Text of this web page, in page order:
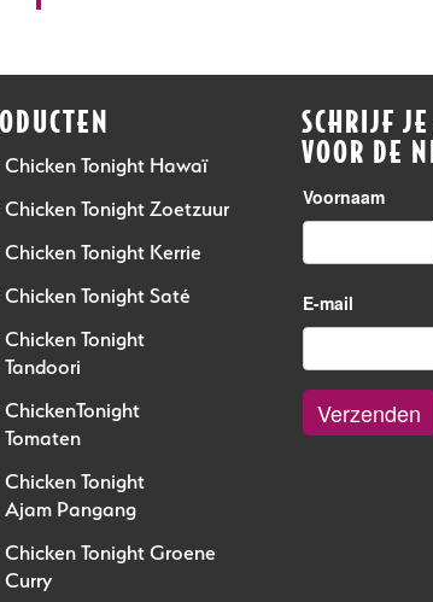
Chicken Tonight Hawaï
Chicken Tonight Zoetzuur
Chicken Tonight Kerrie
Chicken Tonight Saté
Chicken Tonight
Tandoori
ChickenTonight
Tomaten
Chicken Tonight
Ajam Pangang
Chicken Tonight Groene
Curry
SCHRIJF
VOOR DE
Voornaam
E-mail
Verzenden